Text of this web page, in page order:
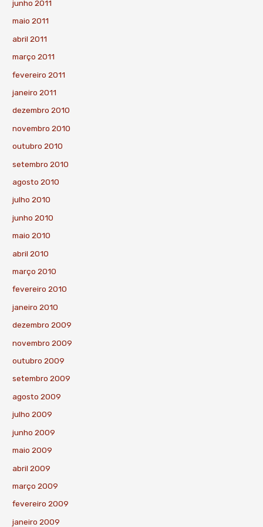
junho 2011
maio 2011
abril 2011
março 2011
fevereiro 2011
janeiro 2011
dezembro 2010
novembro 2010
outubro 2010
setembro 2010
agosto 2010
julho 2010
junho 2010
maio 2010
abril 2010
março 2010
fevereiro 2010
janeiro 2010
dezembro 2009
novembro 2009
outubro 2009
setembro 2009
agosto 2009
julho 2009
junho 2009
maio 2009
abril 2009
março 2009
fevereiro 2009
janeiro 2009